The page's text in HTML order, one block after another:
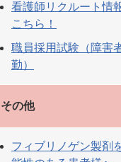
看護師リクルート情
こちら！
職員採用試験（障害
勤）
その他
フィブリノゲン製剤